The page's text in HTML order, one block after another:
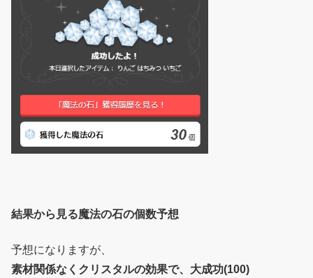
結果から見る魔法の石の個数予想
予想になりますが、
素材関係なくクリスタルの効果で、大成功(100)